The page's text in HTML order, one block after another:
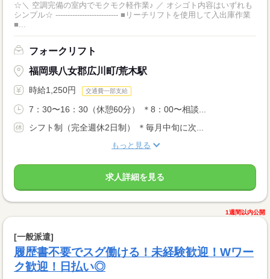
☆＼ 空調完備の室内でモクモク軽作業♪ ／ オシゴト内容はいずれも
シンプル☆ -------------------------- ■リーチリフトを使用して入出庫作業
■...
フォークリフト
福岡県八女郡広川町/荒木駅
時給1,250円 交通費一部支給
7：30〜16：30（休憩60分） ＊8：00〜相談...
シフト制（完全週休2日制） ＊毎月中旬に次...
もっと見る
求人詳細を見る
1週間以内公開
[一般派遣]
履歴書不要でスグ働ける！未経験歓迎！Wワー
ク歓迎！日払い◎